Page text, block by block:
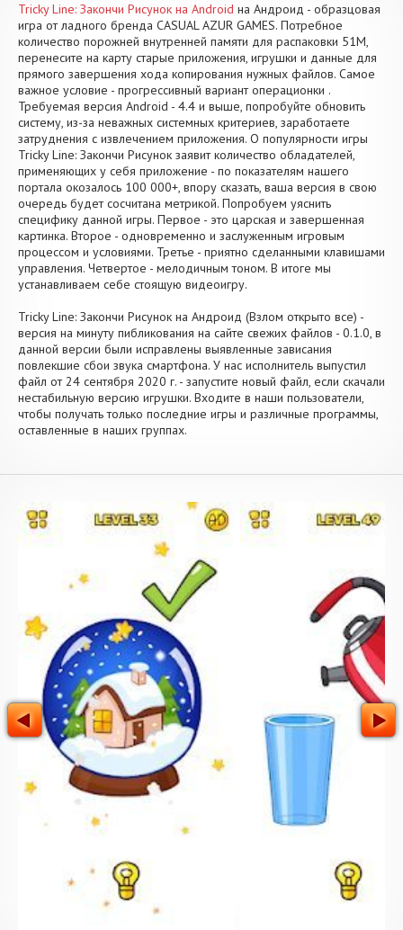
Tricky Line: Закончи Рисунок на Android на Андроид - образцовая
игра от ладного бренда CASUAL AZUR GAMES. Потребное
количество порожней внутренней памяти для распаковки 51M,
перенесите на карту старые приложения, игрушки и данные для
прямого завершения хода копирования нужных файлов. Самое
важное условие - прогрессивный вариант операционки .
Требуемая версия Android - 4.4 и выше, попробуйте обновить
систему, из-за неважных системных критериев, заработаете
затруднения с извлечением приложения. О популярности игры
Tricky Line: Закончи Рисунок заявит количество обладателей,
применяющих у себя приложение - по показателям нашего
портала окозалось 100 000+, впору сказать, ваша версия в свою
очередь будет сосчитана метрикой. Попробуем уяснить
специфику данной игры. Первое - это царская и завершенная
картинка. Второе - одновременно и заслуженным игровым
процессом и условиями. Третье - приятно сделанными клавишами
управления. Четвертое - мелодичным тоном. В итоге мы
устанавливаем себе стоящую видеоигру.
Tricky Line: Закончи Рисунок на Андроид (Взлом открыто все) -
версия на минуту пибликования на сайте свежих файлов - 0.1.0, в
данной версии были исправлены выявленные зависания
повлекшие сбои звука смартфона. У нас исполнитель выпустил
файл от 24 сентября 2020 г. - запустите новый файл, если скачали
нестабильную версию игрушки. Входите в наши пользователи,
чтобы получать только последние игры и различные программы,
оставленные в наших группах.